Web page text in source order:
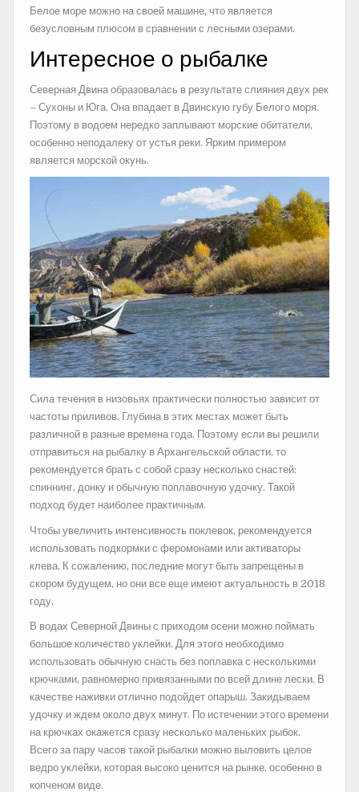
Белое море можно на своей машине, что является
безусловным плюсом в сравнении с лесными озерами.
Интересное о рыбалке
Северная Двина образовалась в результате слияния двух рек
– Сухоны и Юга. Она впадает в Двинскую губу Белого моря.
Поэтому в водоем нередко заплывают морские обитатели,
особенно неподалеку от устья реки. Ярким примером
является морской окунь.
Сила течения в низовьях практически полностью зависит от
частоты приливов. Глубина в этих местах может быть
различной в разные времена года. Поэтому если вы решили
отправиться на рыбалку в Архангельской области, то
рекомендуется брать с собой сразу несколько снастей:
спиннинг, донку и обычную поплавочную удочку. Такой
подход будет наиболее практичным.
Чтобы увеличить интенсивность поклевок, рекомендуется
использовать подкормки с феромонами или активаторы
клева. К сожалению, последние могут быть запрещены в
скором будущем, но они все еще имеют актуальность в 2018
году.
В водах Северной Двины с приходом осени можно поймать
большое количество уклейки. Для этого необходимо
использовать обычную снасть без поплавка с несколькими
крючками, равномерно привязанными по всей длине лески. В
качестве наживки отлично подойдет опарыш. Закидываем
удочку и ждем около двух минут. По истечении этого времени
на крючках окажется сразу несколько маленьких рыбок.
Всего за пару часов такой рыбалки можно выловить целое
ведро уклейки, которая высоко ценится на рынке, особенно в
копченом виде.